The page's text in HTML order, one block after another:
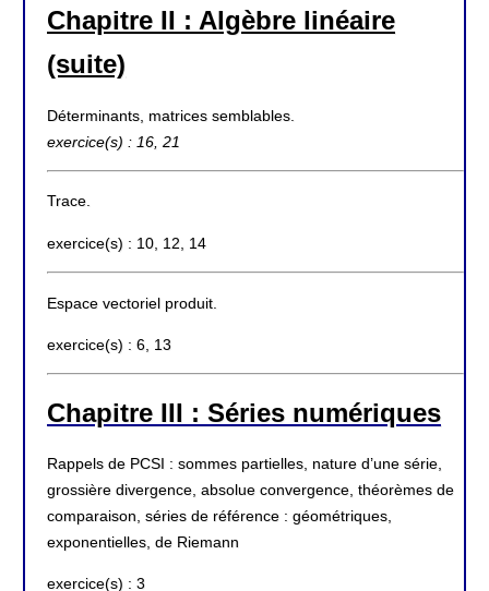
Chapitre II : Algèbre linéaire
(suite)
Déterminants, matrices semblables.
exercice(s) : 16, 21
Trace.
exercice(s) : 10, 12, 14
Espace vectoriel produit.
exercice(s) : 6, 13
Chapitre III : Séries numériques
Rappels de PCSI : sommes partielles, nature d’une série,
grossière divergence, absolue convergence, théorèmes de
comparaison, séries de référence : géométriques,
exponentielles, de Riemann
exercice(s) : 3